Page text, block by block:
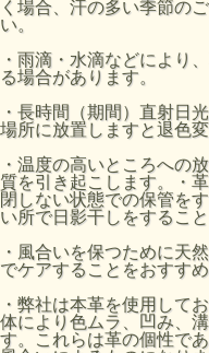
く場合、汗の多い季節の
い。
・雨滴・水滴などにより
る場合があります。
・長時間（期間）直射日
場所に放置しますと退色変
・温度の高いところへの
質を引き起こします。・
閉しない状態での保管を
い所で日影干しをするこ
・風合いを保つために天
でケアすることをおすすめ
・弊社は本革を使用して
体により色ムラ、凹み、
す。これらは革の個性で